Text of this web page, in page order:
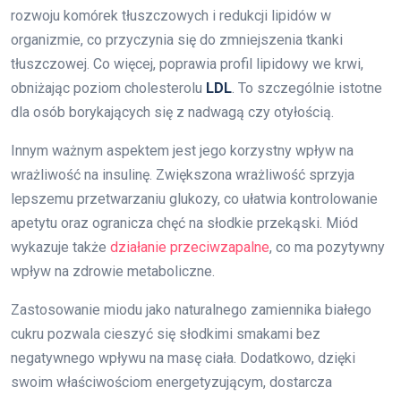
rozwoju komórek tłuszczowych i redukcji lipidów w
organizmie, co przyczynia się do zmniejszenia tkanki
tłuszczowej. Co więcej, poprawia profil lipidowy we krwi,
obniżając poziom cholesterolu LDL . To szczególnie istotne
dla osób borykających się z nadwagą czy otyłością.
Innym ważnym aspektem jest jego korzystny wpływ na
wrażliwość na insulinę. Zwiększona wrażliwość sprzyja
lepszemu przetwarzaniu glukozy, co ułatwia kontrolowanie
apetytu oraz ogranicza chęć na słodkie przekąski. Miód
wykazuje także działanie przeciwzapalne, co ma pozytywny
wpływ na zdrowie metaboliczne.
Zastosowanie miodu jako naturalnego zamiennika białego
cukru pozwala cieszyć się słodkimi smakami bez
negatywnego wpływu na masę ciała. Dodatkowo, dzięki
swoim właściwościom energetyzującym, dostarcza